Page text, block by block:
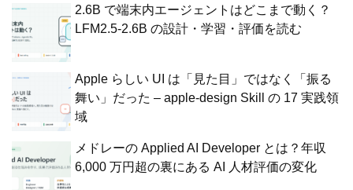
2.6B で端末内エージェントはどこまで動く？
LFM2.5-2.6B の設計・学習・評価を読む
Apple らしい UI は「見た目」ではなく「振る
舞い」だった – apple-design Skill の 17 実践領
域
メドレーの Applied AI Developer とは？年収
6,000 万円超の裏にある AI 人材評価の変化